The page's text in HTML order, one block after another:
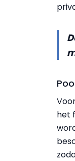
het